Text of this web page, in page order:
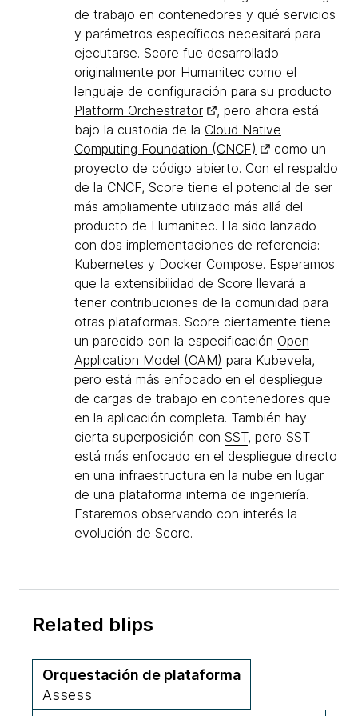
de trabajo en contenedores y qué servicios
y parámetros específicos necesitará para
ejecutarse. Score fue desarrollado
originalmente por Humanitec como el
lenguaje de configuración para su producto
Platform Orchestrator
, pero ahora está
bajo la custodia de la Cloud Native
Computing Foundation (CNCF)
como un
proyecto de código abierto. Con el respaldo
de la CNCF, Score tiene el potencial de ser
más ampliamente utilizado más allá del
producto de Humanitec. Ha sido lanzado
con dos implementaciones de referencia:
Kubernetes y Docker Compose. Esperamos
que la extensibilidad de Score llevará a
tener contribuciones de la comunidad para
otras plataformas. Score ciertamente tiene
un parecido con la especificación Open
Application Model (OAM) para Kubevela,
pero está más enfocado en el despliegue
de cargas de trabajo en contenedores que
en la aplicación completa. También hay
cierta superposición con SST, pero SST
está más enfocado en el despliegue directo
en una infraestructura en la nube en lugar
de una plataforma interna de ingeniería.
Estaremos observando con interés la
evolución de Score.
Related blips
Orquestación de plataforma
Assess